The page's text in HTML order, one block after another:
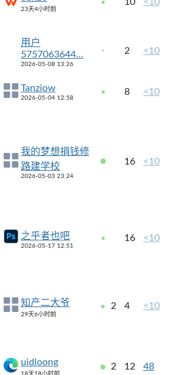
23天4小时前
用户
5757063644...
2026-05-08 13:26
2 <10
Tanziow
2026-05-04 12:58
8 <10
我的梦想捐钱修
路建学校
2026-05-03 23:24
16 <10
之乎者也吧
2026-05-17 12:51
16 <10
知产二大爷
29天6小时前
2 4 <10
uidloong
18天18小时前
2 12 48